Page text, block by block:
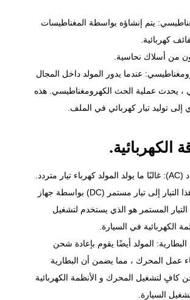
يتم إنشاؤه بواسطة المغناطيسات
كهربائية.
من أسلاك نحاسية.
عندما يدور المولد داخل المجال
، يحدث عملية الحث الكهرومغناطيسي. هذه
إلى توليد تيار كهربائي في الملف.
الكهربائية.
التيار المتردد (AC): غالبًا ما يولد المولد كهرباء تيار متردد.
يتم تحويل هذا التيار إلى تيار مستمر (DC) بواسطة جهاز
المستمر هو الذي يستخدم لتشغيل
الكهربائية في السيارة.
المولد أيضًا يقوم بإعادة شحن
عمل المحرك ، مما يضمن أن البطارية
كافٍ لتشغيل المحرك و الأنظمة الكهربائية
السيارة.